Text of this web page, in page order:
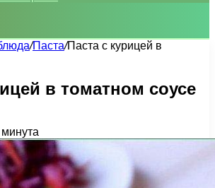
/Паста/Паста с курицей в
в томатном соусе